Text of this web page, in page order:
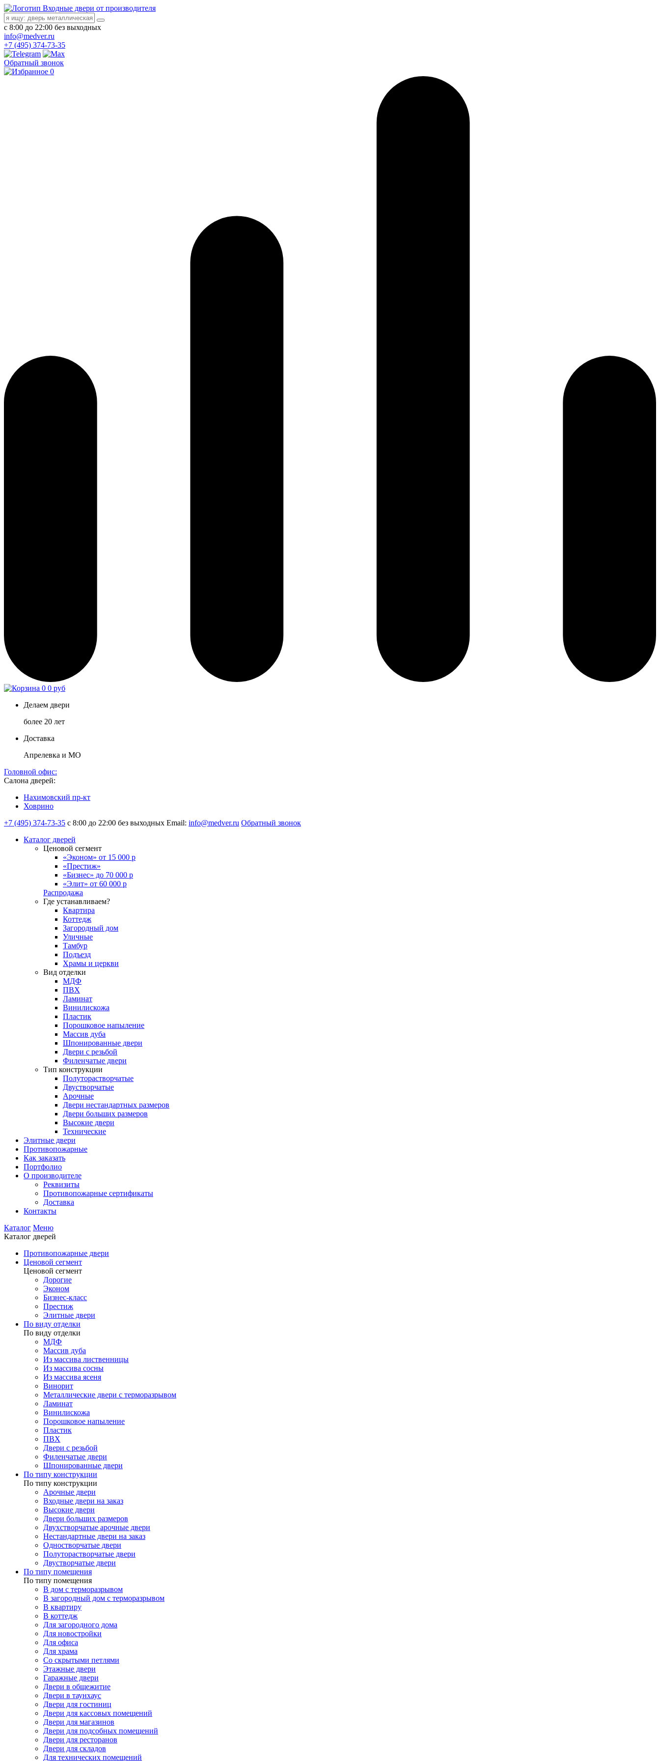
Входные двери от производителя
с 8:00 до 22:00 без выходных
info@medver.ru
+7 (495) 374-73-35
Обратный звонок
0
0 0 руб
Делаем двери
более 20 лет
Доставка
Апрелевка и МО
Головной офис:
Салона дверей:
Нахимовский пр-кт
Ховрино
+7 (495) 374-73-35 с 8:00 до 22:00 без выходных Email: info@medver.ru Обратный звонок
Каталог дверей
Ценовой сегмент
«Эконом» от 15 000 р
«Престиж»
«Бизнес» до 70 000 р
«Элит» от 60 000 р
Распродажа
Где устанавливаем?
Квартира
Коттедж
Загородный дом
Уличные
Тамбур
Подъезд
Храмы и церкви
Вид отделки
МДФ
ПВХ
Ламинат
Винилискожа
Пластик
Порошковое напыление
Массив дуба
Шпонированные двери
Двери с резьбой
Филенчатые двери
Тип конструкции
Полуторастворчатые
Двустворчатые
Арочные
Двери нестандартных размеров
Двери больших размеров
Высокие двери
Технические
Элитные двери
Противопожарные
Как заказать
Портфолио
О производителе
Реквизиты
Противопожарные сертификаты
Доставка
Контакты
Каталог Меню
Каталог дверей
Противопожарные двери
Ценовой сегмент
Ценовой сегмент
Дорогие
Эконом
Бизнес-класс
Престиж
Элитные двери
По виду отделки
По виду отделки
МДФ
Массив дуба
Из массива лиственницы
Из массива сосны
Из массива ясеня
Винорит
Металлические двери с терморазрывом
Ламинат
Винилискожа
Порошковое напыление
Пластик
ПВХ
Двери с резьбой
Филенчатые двери
Шпонированные двери
По типу конструкции
По типу конструкции
Арочные двери
Входные двери на заказ
Высокие двери
Двери больших размеров
Двухстворчатые арочные двери
Нестандартные двери на заказ
Одностворчатые двери
Полуторастворчатые двери
Двустворчатые двери
По типу помещения
По типу помещения
В дом с терморазрывом
В загородный дом с терморазрывом
В квартиру
В коттедж
Для загородного дома
Для новостройки
Для офиса
Для храма
Со скрытыми петлями
Этажные двери
Гаражные двери
Двери в общежитие
Двери в таунхаус
Двери для гостиниц
Двери для кассовых помещений
Двери для магазинов
Двери для подсобных помещений
Двери для ресторанов
Двери для складов
Для технических помещений